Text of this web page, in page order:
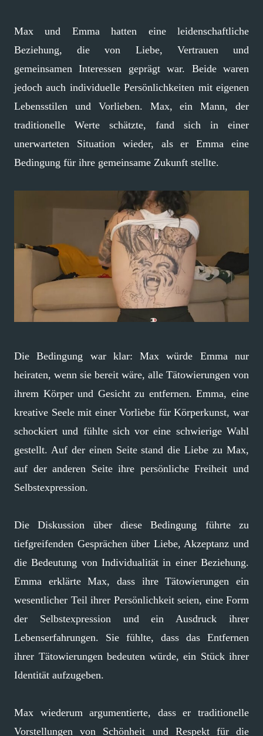
Max und Emma hatten eine leidenschaftliche
Beziehung, die von Liebe, Vertrauen und
gemeinsamen Interessen geprägt war. Beide waren
jedoch auch individuelle Persönlichkeiten mit eigenen
Lebensstilen und Vorlieben. Max, ein Mann, der
traditionelle Werte schätzte, fand sich in einer
unerwarteten Situation wieder, als er Emma eine
Bedingung für ihre gemeinsame Zukunft stellte.
Die Bedingung war klar: Max würde Emma nur
heiraten, wenn sie bereit wäre, alle Tätowierungen von
ihrem Körper und Gesicht zu entfernen. Emma, eine
kreative Seele mit einer Vorliebe für Körperkunst, war
schockiert und fühlte sich vor eine schwierige Wahl
gestellt. Auf der einen Seite stand die Liebe zu Max,
auf der anderen Seite ihre persönliche Freiheit und
Selbstexpression.
Die Diskussion über diese Bedingung führte zu
tiefgreifenden Gesprächen über Liebe, Akzeptanz und
die Bedeutung von Individualität in einer Beziehung.
Emma erklärte Max, dass ihre Tätowierungen ein
wesentlicher Teil ihrer Persönlichkeit seien, eine Form
der Selbstexpression und ein Ausdruck ihrer
Lebenserfahrungen. Sie fühlte, dass das Entfernen
ihrer Tätowierungen bedeuten würde, ein Stück ihrer
Identität aufzugeben.
Max wiederum argumentierte, dass er traditionelle
Vorstellungen von Schönheit und Respekt für die